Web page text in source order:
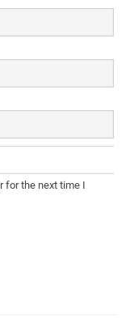
for the next time I